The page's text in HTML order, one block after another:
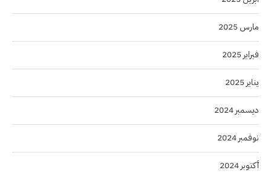
مارس 2025
فبراير 2025
يناير 2025
ديسمبر 2024
نوفمبر 2024
أكتوبر 2024